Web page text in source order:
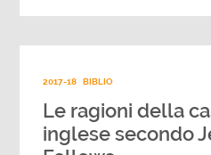
2017-18 BIBLIO
Le ragioni della
inglese secondo